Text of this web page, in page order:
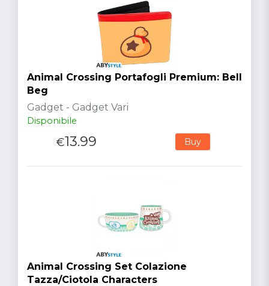
Animal Crossing Portafogli Premium: Bell
Beg
Gadget - Gadget Vari
Disponibile
€13.99 Buy
Animal Crossing Set Colazione
Tazza/Ciotola Characters